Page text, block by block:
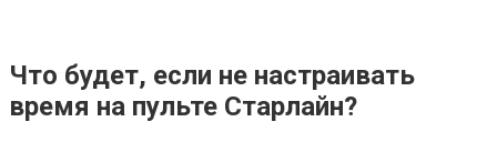
Что будет, если не настраивать
время на пульте Старлайн?